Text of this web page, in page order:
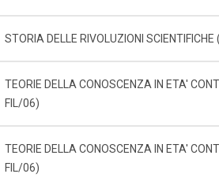
STORIA DELLE RIVOLUZIONI
TEORIE DELLA CONOSCENZA IN ETA'
FIL/06)
TEORIE DELLA CONOSCENZA IN ETA'
FIL/06)